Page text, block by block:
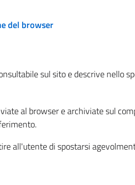
del browser
sul sito e descrive nello
al browser e archiviate sul
all'utente di spostarsi